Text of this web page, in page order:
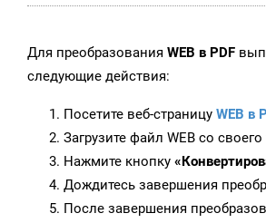
Для преобразования WEB в PDF
следующие действия:
Посетите веб-страницу WEB в
Загрузите файл WEB со своего
Нажмите кнопку
Дождитесь завершения
После завершения